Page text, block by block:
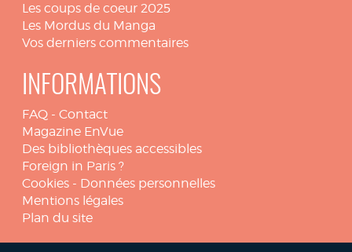
Les coups de coeur 2025
Les Mordus du Manga
Vos derniers commentaires
INFORMATIONS
FAQ - Contact
Magazine EnVue
Des bibliothèques accessibles
Foreign in Paris ?
Cookies - Données personnelles
Mentions légales
Plan du site